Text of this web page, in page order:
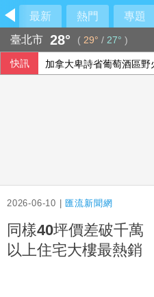
最新 熱門 專題
臺北市 28° ( 29° / 27° )
快訊 加拿大卑詩省葡萄酒區
2026-06-10 | 匯流新聞網
同樣40坪價差破千
以上住宅大樓最熱銷